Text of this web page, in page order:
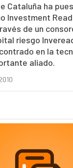
Cataluña ha
Investment
de un
riesgo
en la
aliado.